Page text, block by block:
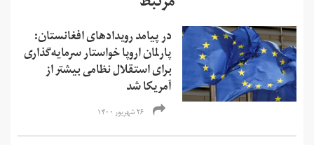
در پیامد رویدادهای افغانستان:
پارلمان اروپا خواستار سرمایه‌گذاری
برای استقلال نظامی بیشتر از
آمریکا شد
۲۶ شهریور ۱۴۰۰